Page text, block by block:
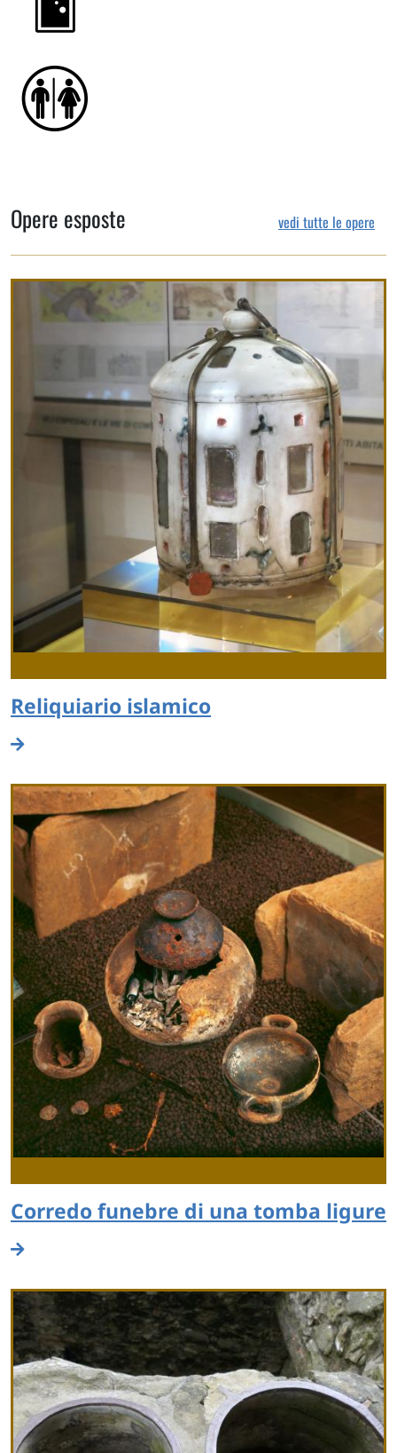
Opere esposte vedi tutte le opere
Reliquiario islamico
Corredo funebre di una tomba ligure